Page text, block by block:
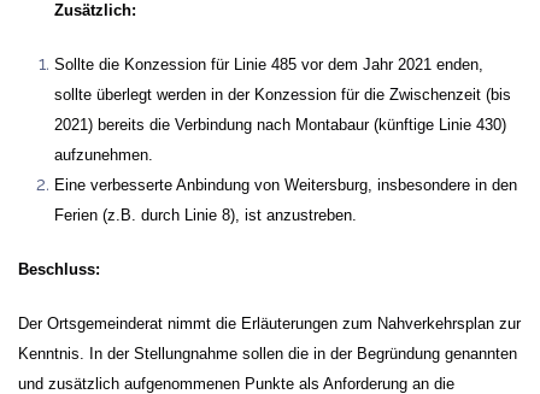
Zusätzlich:
Sollte die Konzession für Linie 485 vor dem Jahr 2021 enden,
sollte überlegt werden in der Konzession für die Zwischenzeit (bis
2021) bereits die Verbindung nach Montabaur (künftige Linie 430)
aufzunehmen.
Eine verbesserte Anbindung von Weitersburg, insbesondere in den
Ferien (z.B. durch Linie 8), ist anzustreben.
Beschluss:
Der Ortsgemeinderat nimmt die Erläuterungen zum Nahverkehrsplan zur
Kenntnis. In der Stellungnahme sollen die in der Begründung genannten
und zusätzlich aufgenommenen Punkte als Anforderung an die